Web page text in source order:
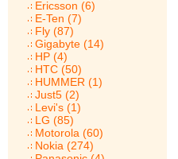
Ericsson (6)
E-Ten (7)
Fly (87)
Gigabyte (14)
HP (4)
HTC (50)
HUMMER (1)
Just5 (2)
Levi's (1)
LG (85)
Motorola (60)
Nokia (274)